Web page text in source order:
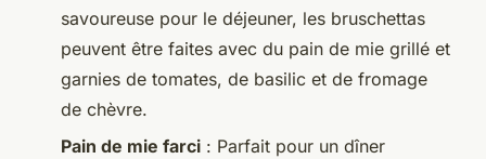
savoureuse pour le déjeuner, les bruschettas
peuvent être faites avec du pain de mie grillé et
garnies de tomates, de basilic et de fromage
de chèvre.
Pain de mie farci : Parfait pour un dîner